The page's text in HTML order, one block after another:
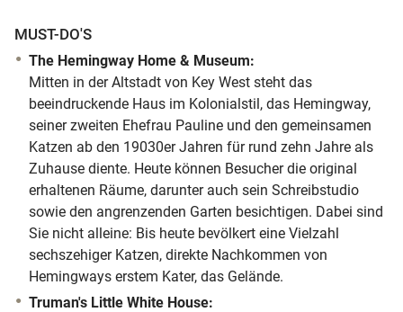
MUST-DO'S
The Hemingway Home & Museum:
Mitten in der Altstadt von Key West steht das
beeindruckende Haus im Kolonialstil, das Hemingway,
seiner zweiten Ehefrau Pauline und den gemeinsamen
Katzen ab den 19030er Jahren für rund zehn Jahre als
Zuhause diente. Heute können Besucher die original
erhaltenen Räume, darunter auch sein Schreibstudio
sowie den angrenzenden Garten besichtigen. Dabei sind
Sie nicht alleine: Bis heute bevölkert eine Vielzahl
sechszehiger Katzen, direkte Nachkommen von
Hemingways erstem Kater, das Gelände.
Truman's Little White House: